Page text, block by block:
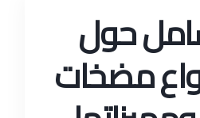
حول
مضخات